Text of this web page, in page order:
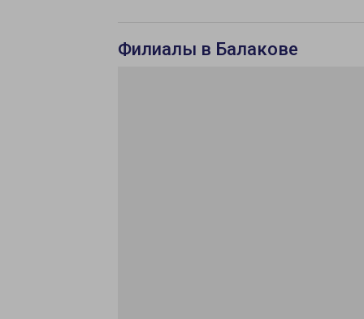
Филиалы в Балакове